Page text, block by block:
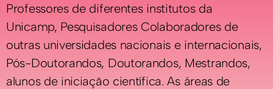
Professores de diferentes institutos da
Unicamp, Pesquisadores Colaboradores de
outras universidades nacionais e internacionais,
Pós-Doutorandos, Doutorandos, Mestrandos,
alunos de iniciação científica. As áreas de